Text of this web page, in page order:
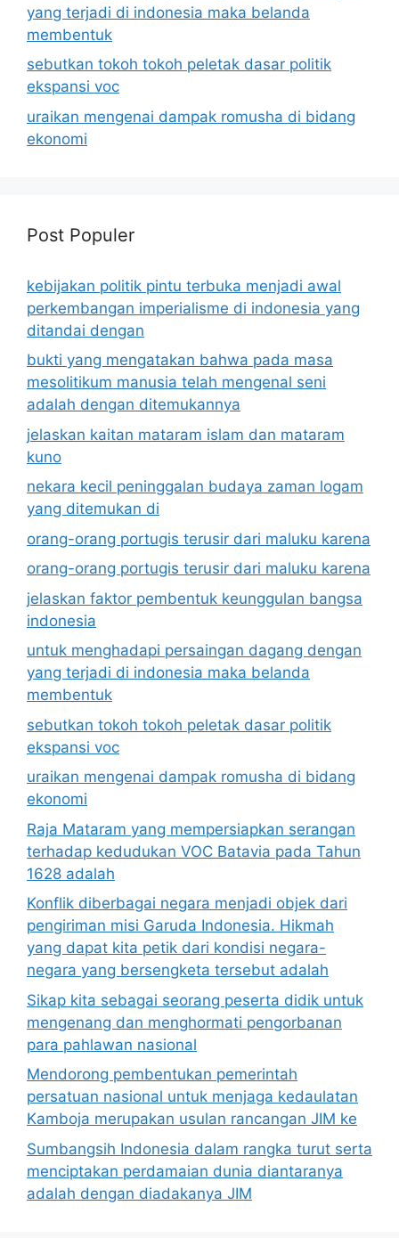
yang terjadi di indonesia maka belanda
membentuk
sebutkan tokoh tokoh peletak dasar politik
ekspansi voc
uraikan mengenai dampak romusha di bidang
ekonomi
Post Populer
kebijakan politik pintu terbuka menjadi awal
perkembangan imperialisme di indonesia yang
ditandai dengan
bukti yang mengatakan bahwa pada masa
mesolitikum manusia telah mengenal seni
adalah dengan ditemukannya
jelaskan kaitan mataram islam dan mataram
kuno
nekara kecil peninggalan budaya zaman logam
yang ditemukan di
orang-orang portugis terusir dari maluku karena
orang-orang portugis terusir dari maluku karena
jelaskan faktor pembentuk keunggulan bangsa
indonesia
untuk menghadapi persaingan dagang dengan
yang terjadi di indonesia maka belanda
membentuk
sebutkan tokoh tokoh peletak dasar politik
ekspansi voc
uraikan mengenai dampak romusha di bidang
ekonomi
Raja Mataram yang mempersiapkan serangan
terhadap kedudukan VOC Batavia pada Tahun
1628 adalah
Konflik diberbagai negara menjadi objek dari
pengiriman misi Garuda Indonesia. Hikmah
yang dapat kita petik dari kondisi negara-
negara yang bersengketa tersebut adalah
Sikap kita sebagai seorang peserta didik untuk
mengenang dan menghormati pengorbanan
para pahlawan nasional
Mendorong pembentukan pemerintah
persatuan nasional untuk menjaga kedaulatan
Kamboja merupakan usulan rancangan JIM ke
Sumbangsih Indonesia dalam rangka turut serta
menciptakan perdamaian dunia diantaranya
adalah dengan diadakanya JIM